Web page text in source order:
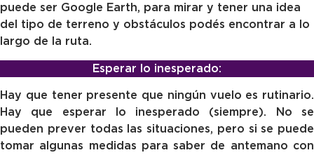
puede ser Google Earth, para mirar y tener una idea
del tipo de terreno y obstáculos podés encontrar a lo
largo de la ruta.
Esperar lo inesperado:
Hay que tener presente que ningún vuelo es rutinario.
Hay que esperar lo inesperado (siempre). No se
pueden prever todas las situaciones, pero si se puede
tomar algunas medidas para saber de antemano con